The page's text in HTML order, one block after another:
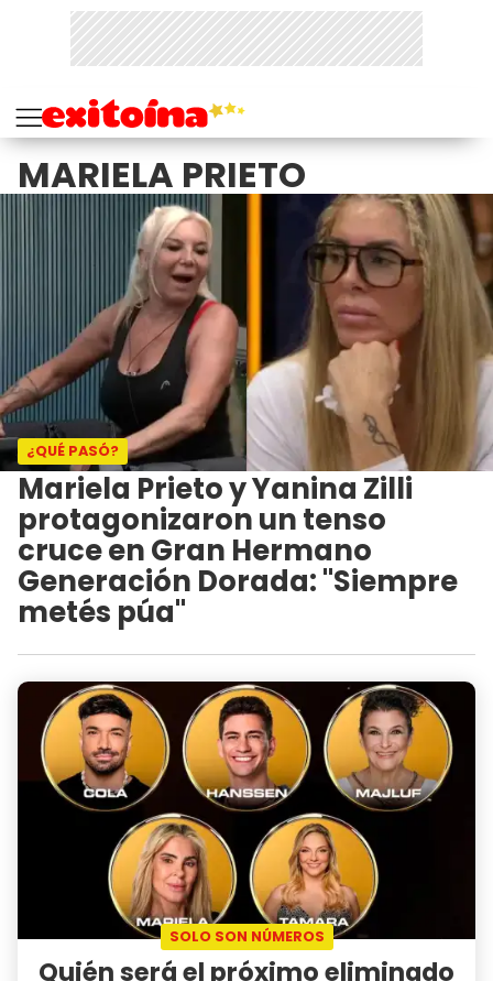
MARIELA PRIETO
¿QUÉ PASÓ?
Mariela Prieto y Yanina Zilli
protagonizaron un tenso
cruce en Gran Hermano
Generación Dorada: "Siempre
metés púa"
SOLO SON NÚMEROS
Quién será el próximo eliminado